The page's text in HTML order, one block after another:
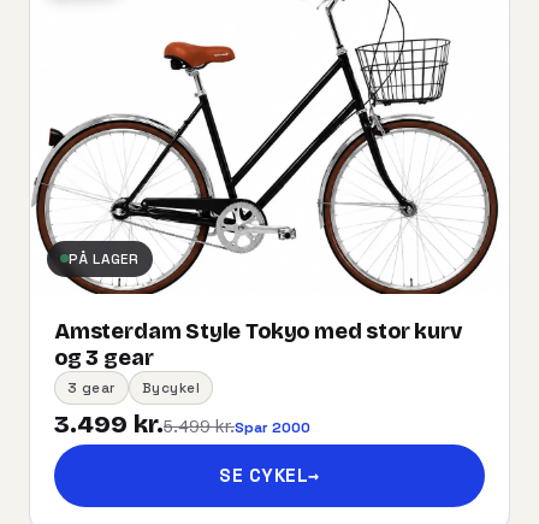
PÅ LAGER
Amsterdam Style Tokyo med stor kurv
og 3 gear
3 gear Bycykel
3.499 kr.5.499 kr.Spar 2000
SE CYKEL→